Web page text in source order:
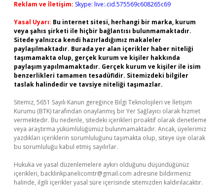
Reklam ve İletişim: Skype: live:.cid.575569c608265c69
Yasal Uyarı: Bu internet sitesi, herhangi bir marka, kurum
veya şahıs şirketi ile hiçbir bağlantısı bulunmamaktadır.
Sitede yalnızca kendi hazırladığımız makaleler
paylaşılmaktadır. Burada yer alan içerikler haber niteliği
taşımamakta olup, gerçek kurum ve kişiler hakkında
paylaşım yapılmamaktadır. Gerçek kurum ve kişiler ile isim
benzerlikleri tamamen tesadüfidir. Sitemizdeki bilgiler
taslak halindedir ve tavsiye niteliği taşımazlar.
Sitemiz, 5651 Sayılı Kanun gereğince Bilgi Teknolojileri ve İletişim
Kurumu (BTK) tarafından onaylanmış bir Yer Sağlayıcı olarak hizmet
vermektedir. Bu nedenle, sitedeki içerikleri proaktif olarak denetleme
veya araştırma yükümlülüğümüz bulunmamaktadır. Ancak, üyelerimiz
yazdıkları içeriklerin sorumluluğunu taşımakta olup, siteye üye olarak
bu sorumluluğu kabul etmiş sayılırlar.
Hukuka ve yasal düzenlemelere aykırı olduğunu düşündüğünüz
içerikleri, backlinkpanelicomtr@gmail.com adresine bildirmeniz
halinde, ilgili içerikler yasal süre içerisinde sitemizden kaldırılacaktır.